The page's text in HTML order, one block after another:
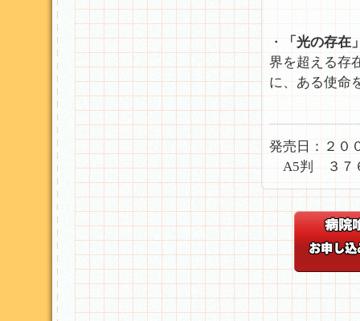
・
「光の存
界を超える存
に、ある使命
発売日：２０
A5判 ３７